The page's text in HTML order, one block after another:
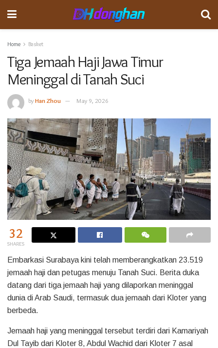
Home Basket
Tiga Jemaah Haji Jawa Timur
Meninggal di Tanah Suci
byHan Zhou May 9, 2026
32
SHARES
Embarkasi Surabaya kini telah memberangkatkan 23.519
jemaah haji dan petugas menuju Tanah Suci. Berita duka
datang dari tiga jemaah haji yang dilaporkan meninggal
dunia di Arab Saudi, termasuk dua jemaah dari Kloter yang
berbeda.
Jemaah haji yang meninggal tersebut terdiri dari Kamariyah
Dul Tayib dari Kloter 8, Abdul Wachid dari Kloter 7 asal